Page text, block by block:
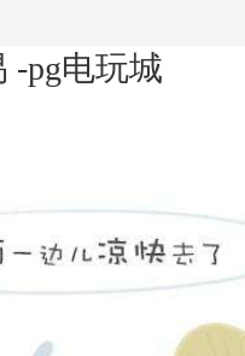
建宣传栏南
-pg电玩城